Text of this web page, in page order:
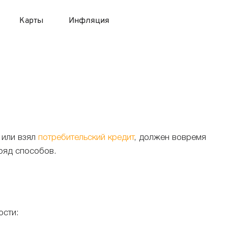
Карты
с моментальным решением
Инфляция
или взял потребительский кредит, должен вовремя
способов.